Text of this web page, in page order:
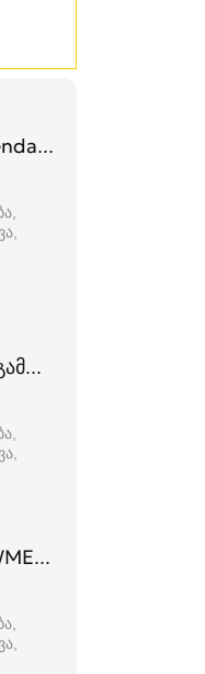
- კანალიზაციის
597 777
/ 597777340